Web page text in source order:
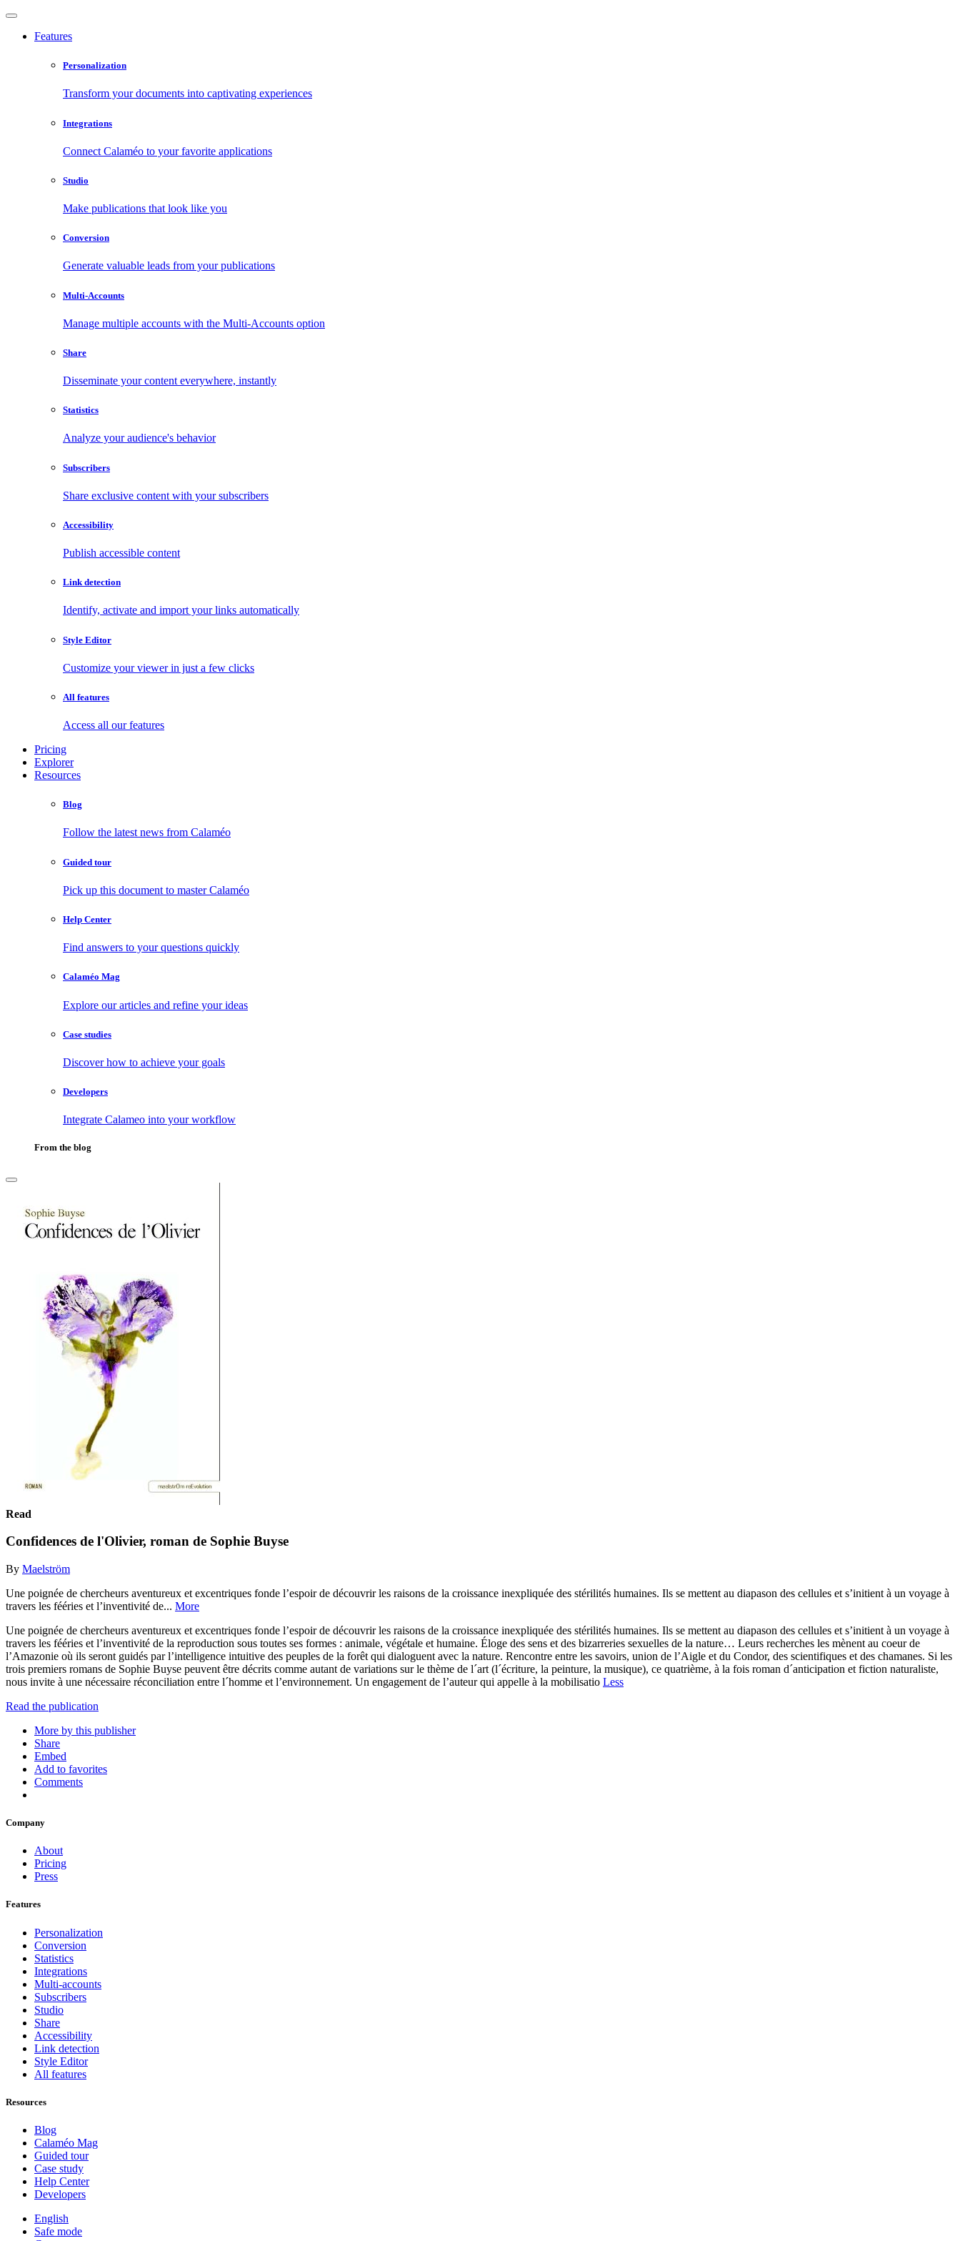
Features
Personalization
Transform your documents into captivating experiences
Integrations
Connect Calaméo to your favorite applications
Studio
Make publications that look like you
Conversion
Generate valuable leads from your publications
Multi-Accounts
Manage multiple accounts with the Multi-Accounts option
Share
Disseminate your content everywhere, instantly
Statistics
Analyze your audience's behavior
Subscribers
Share exclusive content with your subscribers
Accessibility
Publish accessible content
Link detection
Identify, activate and import your links automatically
Style Editor
Customize your viewer in just a few clicks
All features
Access all our features
Pricing
Explorer
Resources
Blog
Follow the latest news from Calaméo
Guided tour
Pick up this document to master Calaméo
Help Center
Find answers to your questions quickly
Calaméo Mag
Explore our articles and refine your ideas
Case studies
Discover how to achieve your goals
Developers
Integrate Calameo into your workflow
From the blog
Read
Confidences de l'Olivier, roman de Sophie Buyse
By Maelström
Une poignée de chercheurs aventureux et excentriques fonde l’espoir de découvrir les raisons de la croissance inexpliquée des stérilités humaines. Ils se mettent au diapason des cellules et s’initient à un voyage à
travers les fééries et l’inventivité de... More
Une poignée de chercheurs aventureux et excentriques fonde l’espoir de découvrir les raisons de la croissance inexpliquée des stérilités humaines. Ils se mettent au diapason des cellules et s’initient à un voyage à
travers les fééries et l’inventivité de la reproduction sous toutes ses formes : animale, végétale et humaine. Éloge des sens et des bizarreries sexuelles de la nature… Leurs recherches les mènent au coeur de
l’Amazonie où ils seront guidés par l’intelligence intuitive des peuples de la forêt qui dialoguent avec la nature. Rencontre entre les savoirs, union de l’Aigle et du Condor, des scientifiques et des chamanes. Si les
trois premiers romans de Sophie Buyse peuvent être décrits comme autant de variations sur le thème de l´art (l´écriture, la peinture, la musique), ce quatrième, à la fois roman d´anticipation et fiction naturaliste,
nous invite à une nécessaire réconciliation entre l´homme et l’environnement. Un engagement de l’auteur qui appelle à la mobilisatio Less
Read the publication
More by this publisher
Share
Embed
Add to favorites
Comments
Company
About
Pricing
Press
Features
Personalization
Conversion
Statistics
Integrations
Multi-accounts
Subscribers
Studio
Share
Accessibility
Link detection
Style Editor
All features
Resources
Blog
Calaméo Mag
Guided tour
Case study
Help Center
Developers
English
Safe mode